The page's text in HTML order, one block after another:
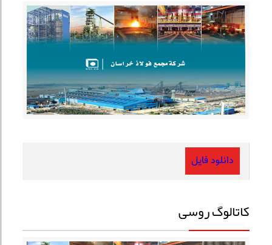
دانلود فایل
کاتالوگ روسی